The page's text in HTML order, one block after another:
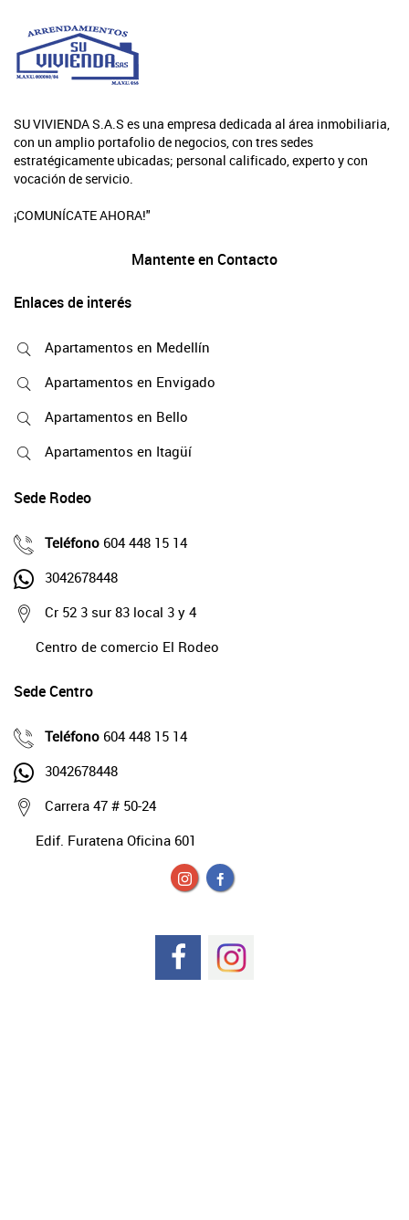
SU VIVIENDA S.A.S es una empresa dedicada al área inmobiliaria,
con un amplio portafolio de negocios, con tres sedes
estratégicamente ubicadas; personal calificado, experto y con
vocación de servicio.
¡COMUNÍCATE AHORA!"
Mantente en Contacto
Enlaces de interés
Apartamentos en Medellín
Apartamentos en Envigado
Apartamentos en Bello
Apartamentos en Itagüí
Sede Rodeo
Teléfono 604 448 15 14
3042678448
Cr 52 3 sur 83 local 3 y 4
Centro de comercio El Rodeo
Sede Centro
Teléfono 604 448 15 14
3042678448
Carrera 47 # 50-24
Edif. Furatena Oficina 601